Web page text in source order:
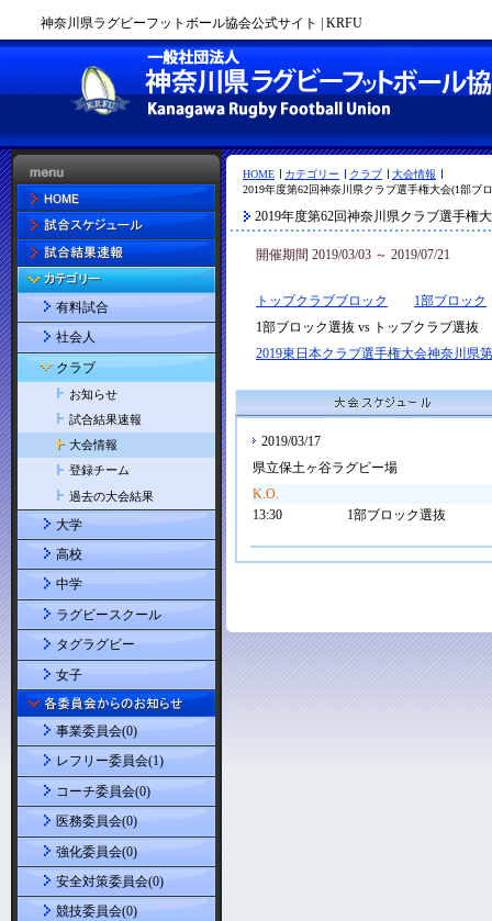
神奈川県ラグビーフットボール協会公式サイト | KRFU
HOME カテゴリー クラブ
大会情報
2019年度第62回神奈川県クラブ選手権大会(1部ブ
2019年度第62回神奈川県クラブ選手権
開催期間 2019/03/03 ～ 2019/07/21
トップクラブブロック
1部ブロック
1部ブロック選抜 vs トップクラブ選抜
2019東日本クラブ選手権大会神奈川県
2019/03/17
県立保土ヶ谷ラグビー場
K.O.
13:30
1部ブロック選抜
有料試合
社会人
クラブ
お知らせ
試合結果速報
大会情報
登録チーム
過去の大会結果
大学
高校
中学
ラグビースクール
タグラグビー
女子
事業委員会(0)
レフリー委員会(1)
コーチ委員会(0)
医務委員会(0)
強化委員会(0)
安全対策委員会(0)
競技委員会(0)